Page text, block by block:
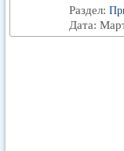
Раздел:
Дата: